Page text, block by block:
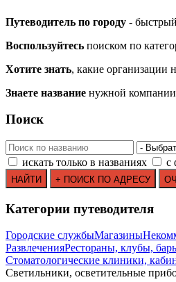
Путеводитель по городу -
Воспользуйтесь поиском по
Хотите знать, какие организации
Знаете название нужной компании
Поиск
искать только в названиях с
Категории путеводителя
Городские службыМагазины
РазвлеченияРестораны, клубы,
Стоматологические клиники,
Светильники, осветительные